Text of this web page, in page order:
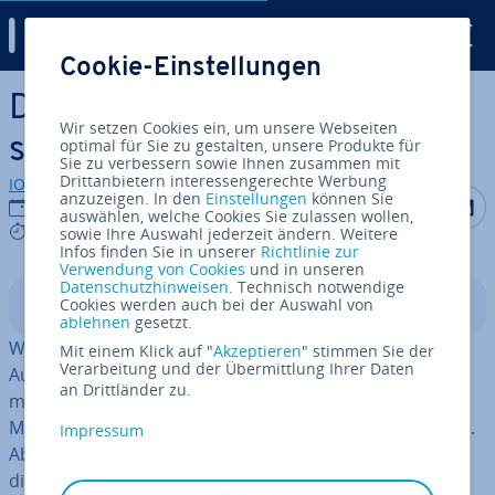
Zum Haupt­in­halt springen
Diese Windows-Shortcuts
sollten Sie kennen
IONOS Redaktion
16.04.2020
6 mins
Auf Auf
In­halts­ver­zeich­nis
Wer täglich am Computer arbeitet, versucht, gängige
Aufgaben möglichst schnell durch­zu­füh­ren. Immer erst
mit dem Maus­zei­ger die richtigen Buttons zum
Markieren, Kopieren und Einfügen zu finden, kostet Zeit.
Aber es geht auch schneller: Sie müssen dafür lediglich
die
Windows-Shortcutskennen. Gemeint sind Tas­ten­
Cookie-Einstellungen
Wir setzen Cookies ein, um unsere Webseiten
optimal für Sie zu gestalten, unsere Produkte für
Sie zu verbessern sowie Ihnen zusammen mit
Drittanbietern interessengerechte Werbung
anzuzeigen. In den Einstellungen können Sie
auswählen, welche Cookies Sie zulassen wollen,
sowie Ihre Auswahl jederzeit ändern. Weitere
Infos finden Sie in unserer Richtlinie zur
Verwendung von Cookies und in unseren
Datenschutzhinweisen. Technisch notwendige
Cookies werden auch bei der Auswahl von
ablehnen gesetzt.
Mit einem Klick auf "Akzeptieren" stimmen Sie der
Verarbeitung und der Übermittlung Ihrer Daten
an Drittländer zu.
Impressum